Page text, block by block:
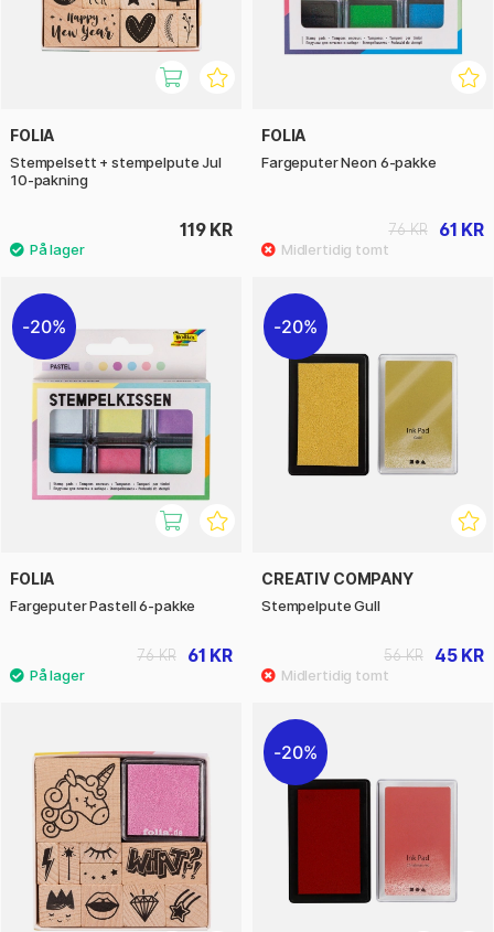
FOLIA
Stempelsett + stempelpute Jul
10-pakning
119 KR
FOLIA
Fargeputer Neon 6-pakke
61 KR
76 KR
20%
FOLIA
Fargeputer Pastell 6-pakke
61 KR
76 KR
20%
CREATIV COMPANY
Stempelpute Gull
45 KR
56 KR
20%